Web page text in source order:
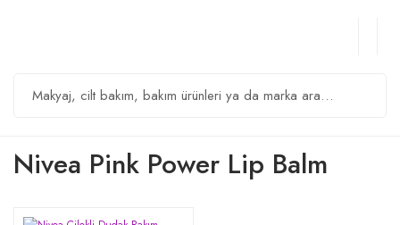
Nivea Pink Power Lip Balm